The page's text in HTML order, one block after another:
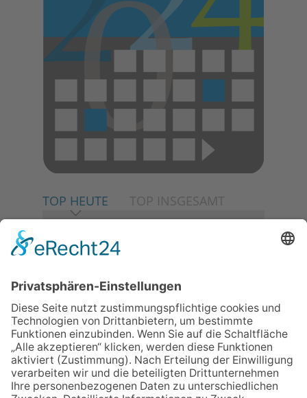
TOP HEUTE TOP INSGESAMT
06.08.2026
Baustellenführung führt auch in
die Zukunft der Stadt
Königstein
06.08.2026
Klinikforum zum Thema
Karpaltunnelsyndrom
06.08.2026
Gewinnspiel zum Start ins